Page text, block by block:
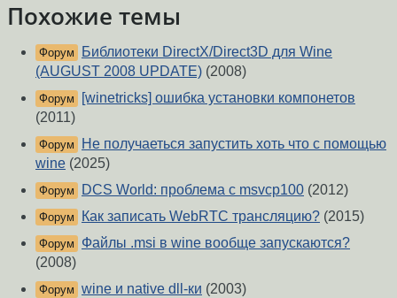
Похожие темы
Форум
Библиотеки DirectX/Direct3D для Wine
(AUGUST 2008 UPDATE) (2008)
Форум
[winetricks] ошибка установки компонетов
(2011)
Форум
Не получаеться запустить хоть что с помощью
wine (2025)
Форум DCS World: проблема с msvcp100 (2012)
Форум Как записать WebRTC трансляцию? (2015)
Форум
Файлы .msi в wine вообще запускаются?
(2008)
Форум wine и native dll-ки (2003)